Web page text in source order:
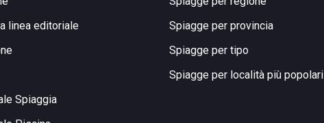
linea editoriale
Spiaggia
Spiagge per provincia
Spiagge per tipo
Spiagge per località più popolari